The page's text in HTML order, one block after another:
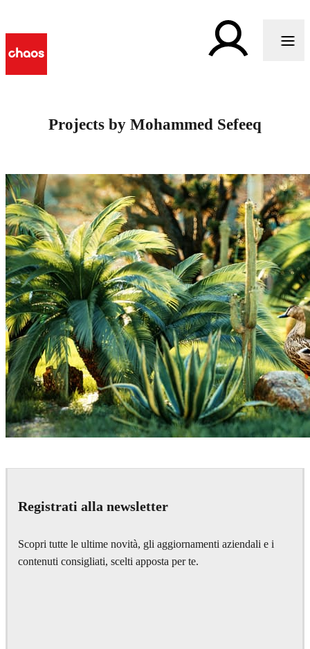
Projects by Mohammed Sefeeq
Registrati alla newsletter
Scopri tutte le ultime novità, gli aggiornamenti aziendali e i
contenuti consigliati, scelti apposta per te.